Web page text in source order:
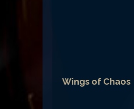
Wings of Chaos